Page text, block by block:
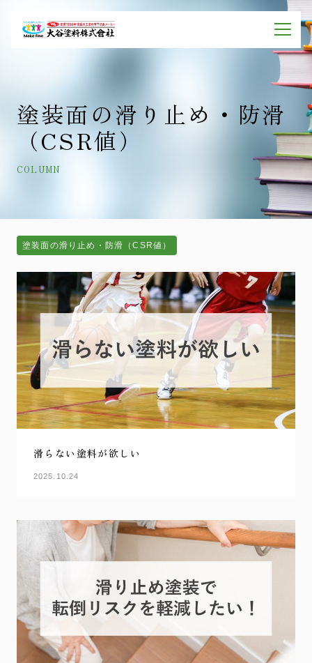
塗装面の滑り止め・防滑
（CSR値）
COLUMN
塗装面の滑り止め・防滑（CSR値）
滑らない塗料が欲しい
2025.10.24